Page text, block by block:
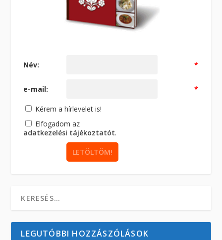
Név: *
e-mail: *
Kérem a hírlevelet is!
Elfogadom az
adatkezelési tájékoztatót.
LEGUTÓBBI HOZZÁSZÓLÁSOK